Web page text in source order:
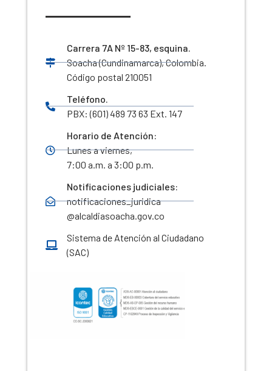
Carrera 7A Nº 15-83, esquina.
Soacha (Cundinamarca), Colombia.
Código postal 210051
Teléfono.
PBX: (601) 489 73 63 Ext. 147
Horario de Atención:
Lunes a viernes,
7:00 a.m. a 3:00 p.m.
Notificaciones judiciales:
notificaciones_juridica
@alcaldiasoacha.gov.co
Sistema de Atención al Ciudadano
(SAC)